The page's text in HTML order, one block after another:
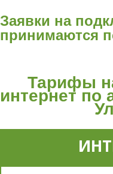
Заявки на
принимаются
Тарифы
интернет по